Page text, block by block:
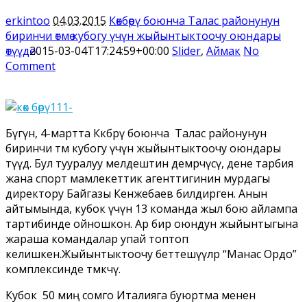
erkintoo 04.03.2015 Көкбөрү боюнча Талас районунун
биринчи өтмө кубогу үчүн жыйынтыктоочу оюндары
өтүүдө2015-03-04T17:24:59+00:00 Slider, Аймак No
Comment
Бүгүн, 4-мартта Көкбөрү боюнча Талас районунун
биринчи өтмө кубогу үчүн жыйынтыктоочу оюндары
өтүүдө. Бул тууралуу мелдештин демөөрчүсү, дене тарбия
жана спорт мамлекеттик агенттигинин мурдагы
директору Байгазы Кенжебаев билдирген. Анын
айтымында, кубок үчүн 13 команда жыл бою айлампа
тартибинде ойношкон. Ар бир оюндун жыйынтыгына
жараша командалар упай топтоп
келишкен.Жыйынтыктоочу беттешүүлөр “Манас Ордо”
комплексинде өтмөкчү.
Кубок 50 миң сомго Италияга буюртма менен